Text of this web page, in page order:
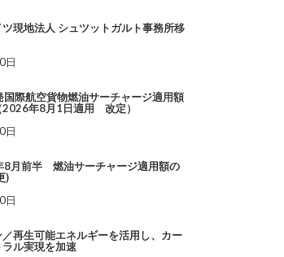
現地法人 シュツットガルト事務所移
日
国際航空貨物燃油サーチャージ適用額
2026年8月1日適用 改定）
日
8月前半 燃油サーチャージ適用額の
)
日
再生可能エネルギーを活用し、カー
ル実現を加速